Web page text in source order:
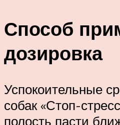
Способ
дозировка
Успокоительные
собак «Стоп-
полость пасти